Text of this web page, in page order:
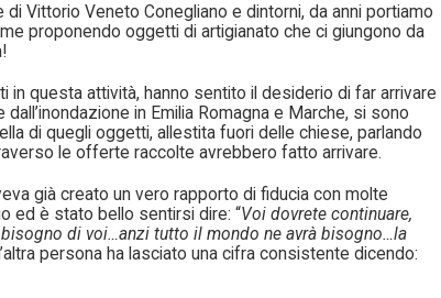
di Vittorio Veneto Conegliano e dintorni, da anni portiamo
proponendo oggetti di artigianato che ci giungono da
in questa attività, hanno sentito il desiderio di far arrivare
in Emilia Romagna e Marche, si sono
di quegli oggetti, allestita fuori delle chiese, parlando
le offerte raccolte avrebbero fatto arrivare.
già creato un vero rapporto di fiducia con molte
ed è stato bello sentirsi dire: “Voi dovrete continuare,
bisogno di voi…anzi tutto il mondo ne avrà bisogno…la
persona ha lasciato una cifra consistente dicendo: